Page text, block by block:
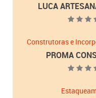
LUCA
Construtoras e
PROMA